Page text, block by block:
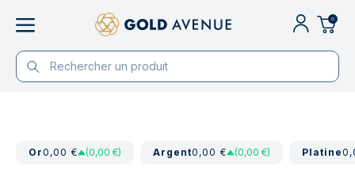
0
Or0,00 € (0,00 €) Argent0,00 € (0,00 €) Platine